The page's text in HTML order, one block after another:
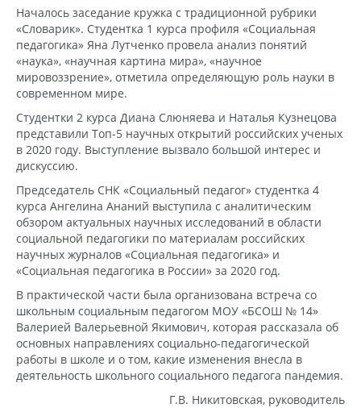
Началось заседание кружка с традиционной рубрики
«Словарик». Студентка 1 курса профиля «Социальная
педагогика» Яна Лутченко провела анализ понятий
«наука», «научная картина мира», «научное
мировоззрение», отметила определяющую роль науки в
современном мире.
Студентки 2 курса Диана Слюняева и Наталья Кузнецова
представили Топ-5 научных открытий российских ученых
в 2020 году. Выступление вызвало большой интерес и
дискуссию.
Председатель СНК «Социальный педагог» студентка 4
курса Ангелина Ананий выступила с аналитическим
обзором актуальных научных исследований в области
социальной педагогики по материалам российских
научных журналов «Социальная педагогика» и
«Социальная педагогика в России» за 2020 год.
В практической части была организована встреча со
школьным социальным педагогом МОУ «БСОШ № 14»
Валерией Валерьевной Якимович, которая рассказала об
основных направлениях социально-педагогической
работы в школе и о том, какие изменения внесла в
деятельность школьного социального педагога пандемия.
Г.В. Никитовская, руководитель